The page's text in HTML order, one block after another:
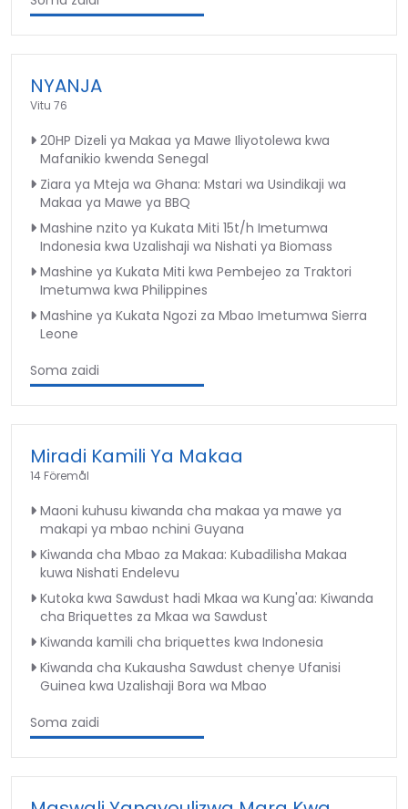
NYANJA
Vitu 76
20HP Dizeli ya Makaa ya Mawe Iliyotolewa kwa
Mafanikio kwenda Senegal
Ziara ya Mteja wa Ghana: Mstari wa Usindikaji wa
Makaa ya Mawe ya BBQ
Mashine nzito ya Kukata Miti 15t/h Imetumwa
Indonesia kwa Uzalishaji wa Nishati ya Biomass
Mashine ya Kukata Miti kwa Pembejeo za Traktori
Imetumwa kwa Philippines
Mashine ya Kukata Ngozi za Mbao Imetumwa Sierra
Leone
Soma zaidi
Miradi Kamili Ya Makaa
14 Föremål
Maoni kuhusu kiwanda cha makaa ya mawe ya
makapi ya mbao nchini Guyana
Kiwanda cha Mbao za Makaa: Kubadilisha Makaa
kuwa Nishati Endelevu
Kutoka kwa Sawdust hadi Mkaa wa Kung'aa: Kiwanda
cha Briquettes za Mkaa wa Sawdust
Kiwanda kamili cha briquettes kwa Indonesia
Kiwanda cha Kukausha Sawdust chenye Ufanisi
Guinea kwa Uzalishaji Bora wa Mbao
Soma zaidi